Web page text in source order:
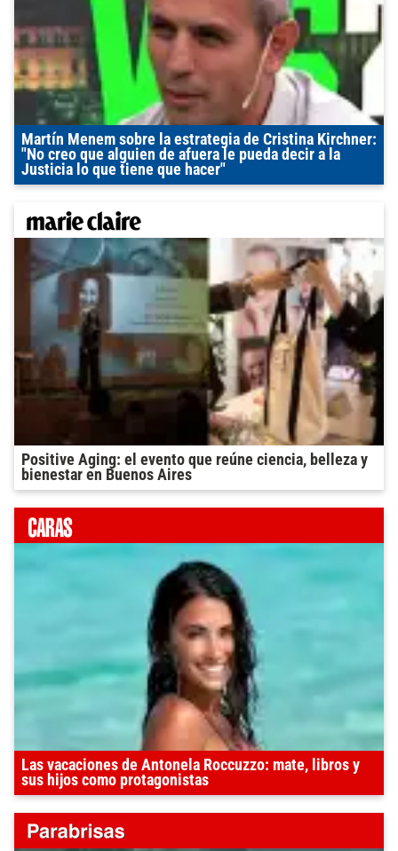
Martín Menem sobre la estrategia de Cristina Kirchner:
"No creo que alguien de afuera le pueda decir a la
Justicia lo que tiene que hacer"
Positive Aging: el evento que reúne ciencia, belleza y
bienestar en Buenos Aires
Las vacaciones de Antonela Roccuzzo: mate, libros y
sus hijos como protagonistas